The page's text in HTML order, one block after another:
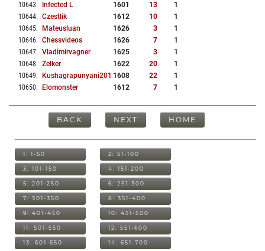
10643. Infected L 1601 13
1
10644. Czestlik 1612 10
1
10645. Mateusluan 1626 3
1
10646. Chessvideos 1626 7
1
10647. Vladimirvagner 1625 3
1
10648. Zelker 1622 20
1
10649. Kushagrapunyani20121608 22
1
10650. Elomonster 1612 7 1
BACK NEXT HOME
1: 1-50 2: 51-100
3: 101-150 4: 151-200
5: 201-250 6: 251-300
7: 301-350 8: 351-400
9: 401-450 10: 451-500
11: 501-550 12: 551-600
13: 601-650 14: 651-700